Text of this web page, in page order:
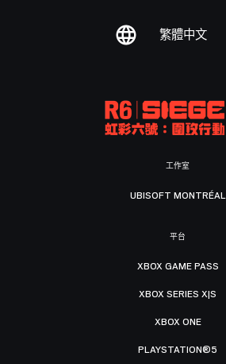
繁體中文
工作室
UBISOFT MONTRÉAL
平台
XBOX GAME PASS
XBOX SERIES X|S
XBOX ONE
PLAYSTATION®5